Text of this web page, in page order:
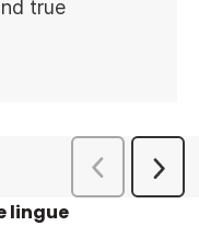
lingue